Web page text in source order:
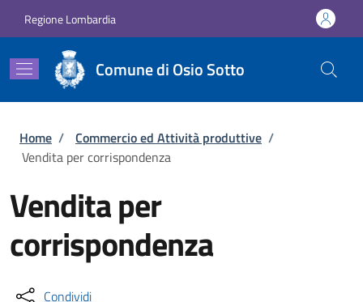
Regione Lombardia
Comune di Osio Sotto
Briciole di pane
Home / Commercio ed Attività produttive /
Vendita per corrispondenza
Vendita per
corrispondenza
Condividi